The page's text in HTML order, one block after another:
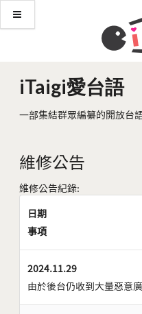
iTaigi愛台語
一部集結群眾編纂的開放台
維修公告
維修公告紀錄:
日期
事項
2024.11.29
由於後台仍收到大量惡意